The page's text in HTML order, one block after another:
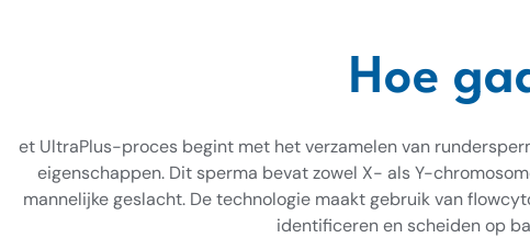
Hoe
et UltraPlus-proces begint met het verzamelen van
eigenschappen. Dit sperma bevat zowel X- als Y-
mannelijke geslacht. De technologie maakt gebruik van
identificeren en scheiden op